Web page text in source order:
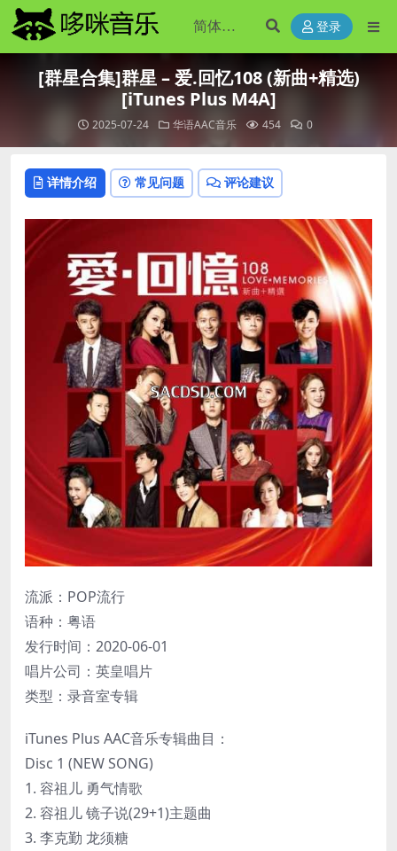
登录
[群星合集]群星 – 爱.回忆108 (新曲+精选)
[iTunes Plus M4A]
2025-07-24 华语AAC音乐 454 0
详情介绍 常见问题 评论建议
流派：POP流行
语种：粤语
发行时间：2020-06-01
唱片公司：英皇唱片
类型：录音室专辑
iTunes Plus AAC音乐专辑曲目：
Disc 1 (NEW SONG)
1. 容祖儿 勇气情歌
2. 容祖儿 镜子说(29+1)主题曲
3. 李克勤 龙须糖